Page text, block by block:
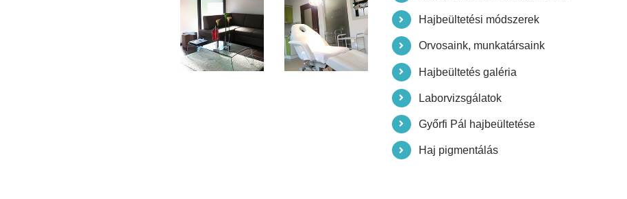
Hajbeültetési módszerek
Orvosaink, munkatársaink
Hajbeültetés galéria
Laborvizsgálatok
Győrfi Pál hajbeültetése
Haj pigmentálás